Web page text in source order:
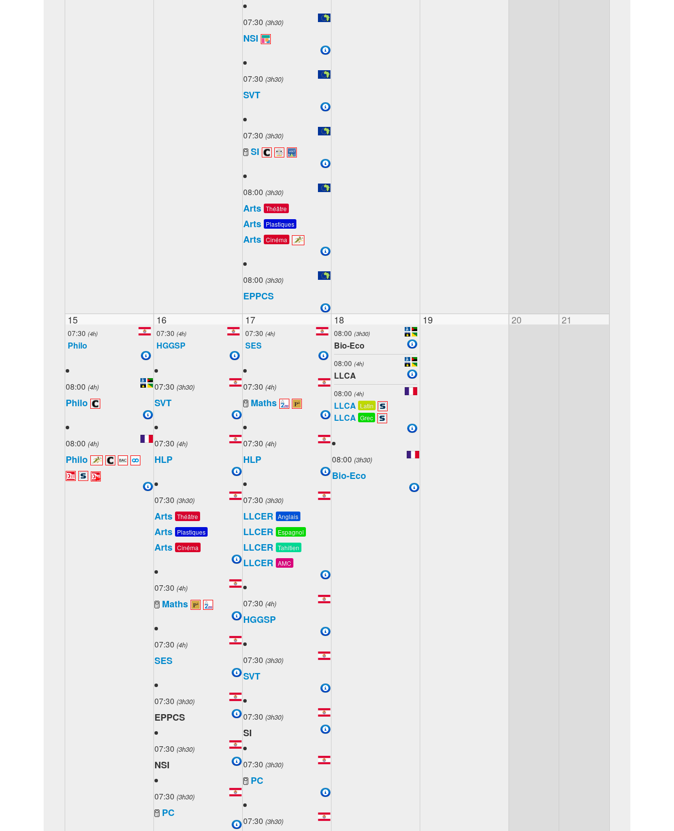
07:30 (3h30)
NSI
07:30 (3h30)
SVT
07:30 (3h30)
SI
08:00 (3h30)
Arts Théâtre
Arts Plastiques
Arts Cinéma
08:00 (3h30)
EPPCS
15
07:30 (4h)
Philo
08:00 (4h)
Philo
08:00 (4h)
Philo
16
07:30 (4h)
HGGSP
07:30 (3h30)
SVT
07:30 (4h)
HLP
07:30 (3h30)
Arts Théâtre
Arts Plastiques
Arts Cinéma
07:30 (4h)
Maths
07:30 (4h)
SES
07:30 (3h30)
EPPCS
07:30 (3h30)
NSI
07:30 (3h30)
PC
17
07:30 (4h)
SES
07:30 (4h)
Maths
07:30 (4h)
HLP
07:30 (3h30)
LLCER Anglais
LLCER Espagnol
LLCER Tahitien
LLCER AMC
07:30 (4h)
HGGSP
07:30 (3h30)
SVT
07:30 (3h30)
SI
07:30 (3h30)
PC
07:30 (3h30)
18
08:00 (3h30)
Bio-Eco
08:00 (4h)
LLCA
08:00 (4h)
LLCA Latin
LLCA Grec
08:00 (3h30)
Bio-Eco
19 20 21